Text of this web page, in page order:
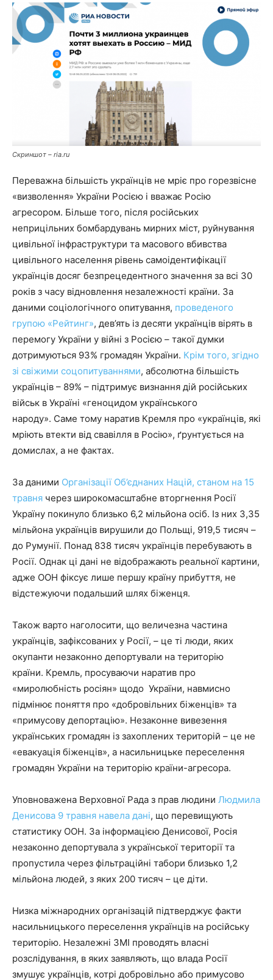
Скриншот – ria.ru
Переважна більшість українців не мріє про горезвісне
«визволення» України Росією і вважає Росію
агресором. Більше того, після російських
неприцільних бомбардувань мирних міст, руйнування
цивільної інфраструктури та масового вбивства
цивільного населення рівень самоідентифікації
українців досяг безпрецедентного значення за всі 30
років з часу відновлення незалежності країни. За
даними соціологічного опитування, проведеного
групою «Рейтинг», дев’ять із десяти українців вірять в
перемогу України у війні з Росією – такої думки
дотримуються 93% громадян України. Крім того, згідно
зі свіжими соцопитуваннями, абсолютна більшість
українців – 89% – підтримує визнання дій російських
військ в Україні «геноцидом українського
народу». Саме тому наратив Кремля про «українців, які
мріють втекти від свавілля в Росію», ґрунтується на
домислах, а не фактах.
За даними Організації Об’єднаних Націй, станом на 15
травня через широкомасштабне вторгнення Росії
Україну покинуло близько 6,2 мільйона осіб. Із них 3,35
мільйона українців вирушили до Польщі, 919,5 тисяч –
до Румунії. Понад 838 тисяч українців перебувають в
Росії. Однак ці дані не відображають реальної картини,
адже ООН фіксує лише першу країну прибуття, не
відстежуючи подальший шлях біженця.
Також варто наголосити, що величезна частина
українців, зафіксованих у Росії, – це ті люди, яких
окупанти незаконно депортували на територію
країни. Кремль, просуваючи наратив про
«миролюбність росіян» щодо України, навмисно
підмінює поняття про «добровільних біженців» та
«примусову депортацію». Незаконне вивезення
українських громадян із захоплених територій – це не
«евакуація біженців», а насильницьке переселення
громадян України на територію країни-агресора.
Уповноважена Верховної Рада з прав людини Людмила
Денисова 9 травня навела дані, що перевищують
статистику ООН. За інформацією Денисової, Росія
незаконно депортувала з української території та
пропустила через фільтраційні табори близько 1,2
мільйона людей, з яких 200 тисяч – це діти.
Низка міжнародних організацій підтверджує факти
насильницького переселення українців на російську
територію. Незалежні ЗМІ проводять власні
розслідування, в яких заявляють, що влада Росії
змушує українців, котрі добровільно або примусово